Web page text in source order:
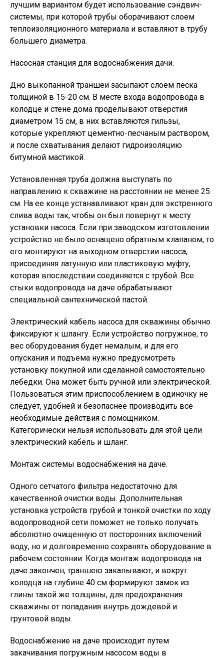
лучшим вариантом будет использование сэндвич-
системы, при которой трубы оборачивают слоем
теплоизоляционного материала и вставляют в трубу
большего диаметра.
Насосная станция для водоснабжения дачи.
Дно выкопанной траншеи засыпают слоем песка
толщиной в 15-20 см. В месте входа водопровода в
колодце и стене дома проделывают отверстия
диаметром 15 см, в них вставляются гильзы,
которые укрепляют цементно-песчаным раствором,
и после схватывания делают гидроизоляцию
битумной мастикой.
Установленная труба должна выступать по
направлению к скважине на расстоянии не менее 25
см. На ее конце устанавливают кран для экстренного
слива воды так, чтобы он был повернут к месту
установки насоса. Если при заводском изготовлении
устройство не было оснащено обратным клапаном, то
его монтируют на выходном отверстии насоса,
присоединяя латунную или пластиковую муфту,
которая впоследствии соединяется с трубой. Все
стыки водопровода на даче обрабатывают
специальной сантехнической пастой.
Электрический кабель насоса для скважины обычно
фиксируют к шлангу. Если устройство погружное, то
вес оборудования будет немалым, и для его
опускания и подъема нужно предусмотреть
установку покупной или сделанной самостоятельно
лебедки. Она может быть ручной или электрической.
Пользоваться этим приспособлением в одиночку не
следует, удобней и безопаснее производить все
необходимые действия с помощником.
Категорически нельзя использовать для этой цели
электрический кабель и шланг.
Монтаж системы водоснабжения на даче.
Одного сетчатого фильтра недостаточно для
качественной очистки воды. Дополнительная
установка устройств грубой и тонкой очистки по ходу
водопроводной сети поможет не только получать
абсолютно очищенную от посторонних включений
воду, но и долговременно сохранять оборудование в
рабочем состоянии. Когда монтаж водопровода на
даче закончен, траншею закапывают, и вокруг
колодца на глубине 40 см формируют замок из
глины такой же толщины, для предохранения
скважины от попадания внутрь дождевой и
грунтовой воды.
Водоснабжение на даче происходит путем
закачивания погружным насосом воды в